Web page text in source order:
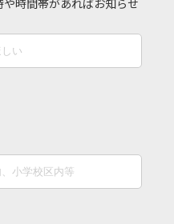
時間帯があればお知らせ